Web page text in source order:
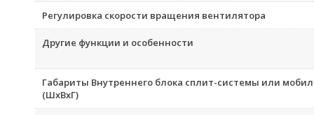
Регулировка скорости вращения вентилятора
Другие функции и особенности
Габариты Внутреннего блока сплит-системы или
(ШxВxГ)